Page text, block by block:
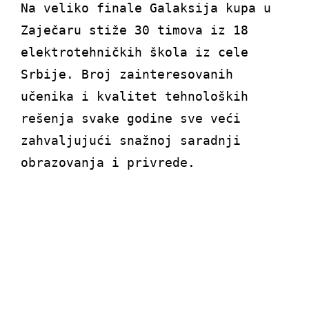
Na veliko finale Galaksija kupa u
Zaječaru stiže 30 timova iz 18
elektrotehničkih škola iz cele
Srbije. Broj zainteresovanih
učenika i kvalitet tehnoloških
rešenja svake godine sve veći
zahvaljujući snažnoj saradnji
obrazovanja i privrede.